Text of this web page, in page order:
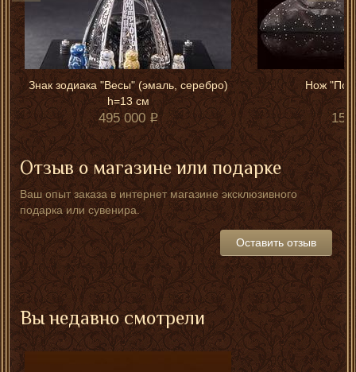
Знак зодиака "Весы" (эмаль, серебро)
h=13 см
495 000
Нож
150
Отзыв о магазине или подарке
Ваш опыт заказа в интернет магазине эксклюзивного
подарка или сувенира.
Оставить отзыв
Вы недавно смотрели